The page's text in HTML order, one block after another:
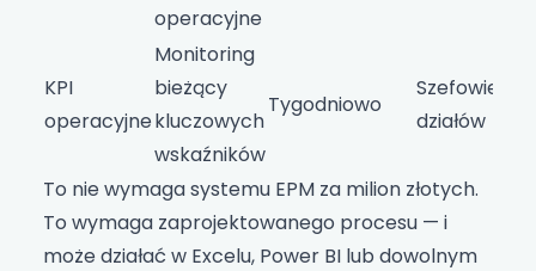
operacyjne
KPI
operacyjne
Monitoring
bieżący
kluczowych
wskaźników
Tygodniowo
Szefowie
działów
To nie wymaga systemu EPM za milion złotych.
To wymaga zaprojektowanego procesu — i
może działać w Excelu, Power BI lub dowolnym